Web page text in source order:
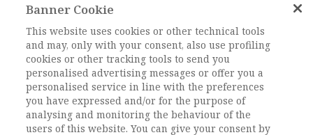
questo nuovo numero del nostro Notiziario per
farvi alcune importanti segnalazioni. Come sapete,
nel prossimo mese di agosto si svolgerà a
Manchester l’ESA Conference 2019, nel corso della
quale verranno rinnovati gli organi sociali. Hanno
dato la loro disponibilità a candidarsi per
l’Executive Committee Teresa Consoli, già
componente attuale e che si candida per il rinnovo,
Banner Cookie
This website uses cookies or other technical tools
and may, only with your consent, also use profiling
cookies or other tracking tools to send you
personalised advertising messages or offer you a
personalised service in line with the preferences
you have expressed and/or for the purpose of
analysing and monitoring the behaviour of the
users of this website. You can give your consent by